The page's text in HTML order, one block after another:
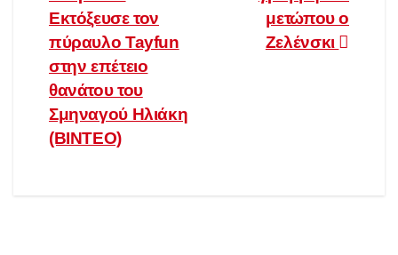
άρθρων
μετώπου ο
Ζελένσκι
Εκτόξευσε τον
πύραυλο Tayfun
στην επέτειο
θανάτου του
Σμηναγού Ηλιάκη
(ΒΙΝΤΕΟ)